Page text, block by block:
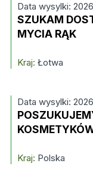
Data wysylki:
SZUKAM
MYCIA RĄK
Kraj: Łotwa
Data wysylki:
Kraj: Polska